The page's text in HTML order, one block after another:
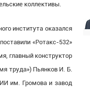
коллективы.
института оказался
«Ротакс-532»
главный конструктор
труда») Пьянков И. Б.
им. Громова и завод